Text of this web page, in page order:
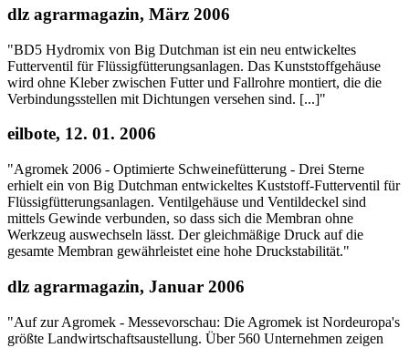
dlz agrarmagazin, März 2006
"BD5 Hydromix von Big Dutchman ist ein neu entwickeltes
Futterventil für Flüssigfütterungsanlagen. Das Kunststoffgehäuse
wird ohne Kleber zwischen Futter und Fallrohre montiert, die die
Verbindungsstellen mit Dichtungen versehen sind. [...]"
eilbote, 12. 01. 2006
"Agromek 2006 - Optimierte Schweinefütterung - Drei Sterne
erhielt ein von Big Dutchman entwickeltes Kuststoff-Futterventil für
Flüssigfütterungsanlagen. Ventilgehäuse und Ventildeckel sind
mittels Gewinde verbunden, so dass sich die Membran ohne
Werkzeug auswechseln lässt. Der gleichmäßige Druck auf die
gesamte Membran gewährleistet eine hohe Druckstabilität."
dlz agrarmagazin, Januar 2006
"Auf zur Agromek - Messevorschau: Die Agromek ist Nordeuropa's
größte Landwirtschaftsaustellung. Über 560 Unternehmen zeigen